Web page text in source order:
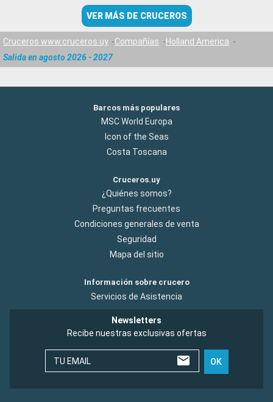
VER MÁS DE CRUCEROS
Cruceros www.cruceros.uy Compañías
Holland America
Salida en agosto 2026 - 2027
Barcos más populares
MSC World Europa
Icon of the Seas
Costa Toscana
Cruceros.uy
¿Quiénes somos?
Preguntas frecuentes
Condiciones generales de venta
Seguridad
Mapa del sitio
Información sobre crucero
Servicios de Asistencia
Newsletters
Recibe nuestras exclusivas ofertas
TU EMAIL OK